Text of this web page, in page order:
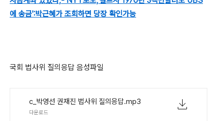
에 송금':박근혜가 조회하면 당장 확인가능
국회 법사위 질의응답 음성파일
c_박영선 권재진 법사위 질의응답.mp3
다운로드